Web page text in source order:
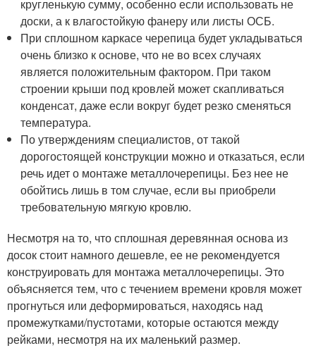
кругленькую сумму, особенно если использовать не
доски, а к влагостойкую фанеру или листы ОСБ.
При сплошном каркасе черепица будет укладываться
очень близко к основе, что не во всех случаях
является положительным фактором. При таком
строении крыши под кровлей может скапливаться
конденсат, даже если вокруг будет резко сменяться
температура.
По утверждениям специалистов, от такой
дорогостоящей конструкции можно и отказаться, если
речь идет о монтаже металлочерепицы. Без нее не
обойтись лишь в том случае, если вы приобрели
требовательную мягкую кровлю.
Несмотря на то, что сплошная деревянная основа из
досок стоит намного дешевле, ее не рекомендуется
конструировать для монтажа металлочерепицы. Это
объясняется тем, что с течением времени кровля может
прогнуться или деформироваться, находясь над
промежутками/пустотами, которые остаются между
рейками, несмотря на их маленький размер.